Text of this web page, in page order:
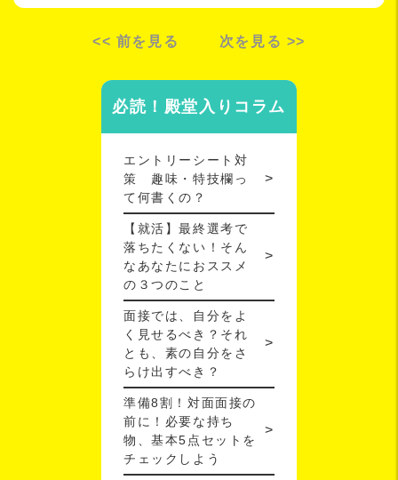
<< 前を見る 次を見る >>
必読！殿堂入りコラム
エントリーシート対
策 趣味・特技欄っ
て何書くの？
【就活】最終選考で
落ちたくない！そん
なあなたにおススメ
の３つのこと
面接では、自分をよ
く見せるべき？それ
とも、素の自分をさ
らけ出すべき？
準備8割！対面面接の
前に！必要な持ち
物、基本5点セットを
チェックしよう